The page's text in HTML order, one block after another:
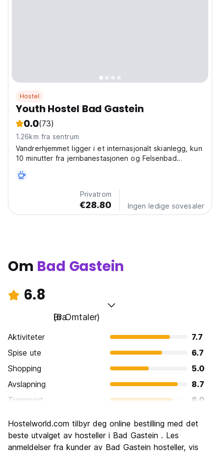
Hostel
Youth Hostel Bad Gastein
0.0(73)
1.26km fra sentrum
Vandrerhjemmet ligger i et internasjonalt skianlegg, kun
10 minutter fra jernbanestasjonen og Felsenbad
Privatrom
€28.80 Ingen ledige sovesaler
Om Bad Gastein
6.8
Bra
(6 Omtaler)
Aktiviteter
7.7
Spise ute
6.7
Shopping
5.0
Avslapning
8.7
Transport
8.0
Kultur
Feste
5.7
Hostelworld.com tilbyr deg online bestilling med det
beste utvalget av hosteller i Bad Gastein . Les
anmeldelser fra kunder av Bad Gastein hosteller, vis